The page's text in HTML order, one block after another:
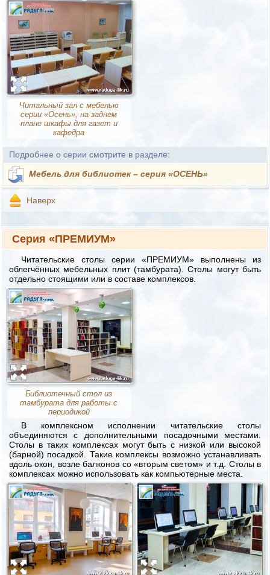
Читальный зал с мебелью
серии «Осень», на заднем
плане шкафы для газет и
кафедра
Подробнее о серии смотрите в разделе:
Мебель для библиотек – серия «ОСЕНЬ»
Наверх
Серия «ПРЕМИУМ»
Читательские столы серии «ПРЕМИУМ» выполнены из
облегчённых мебельных плит (тамбурата). Столы могут быть
отдельно стоящими или в составе комплексов.
Библиотечный стол из
тамбурата для работы с
периодикой
В комплексном исполнении читательские столы
объединяются с дополнительными посадочными местами.
Столы в таких комплексах могут быть с низкой или высокой
(барной) посадкой. Такие комплексы возможно устанавливать
вдоль окон, возле балконов со «вторым светом» и т.д. Столы в
комплексах можно использовать как компьютерные места.